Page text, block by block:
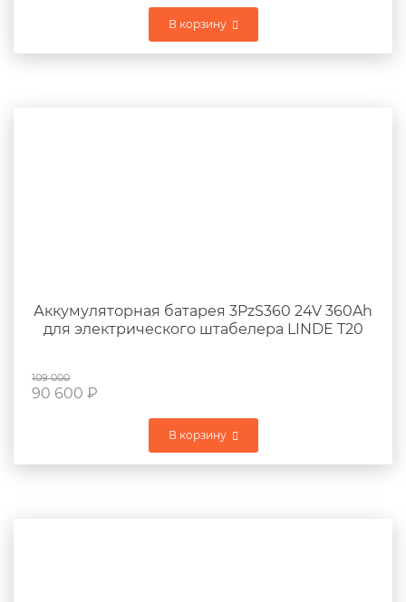
В корзину
Аккумуляторная батарея 3PzS360 24V 360Ah
для электрического штабелера LINDE T20
109 000
90 600 ₽
В корзину